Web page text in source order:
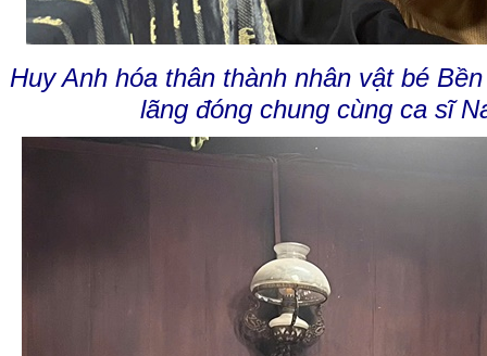
Huy Anh hóa thân thành nhân vật bé
lãng đóng chung cùng ca sĩ